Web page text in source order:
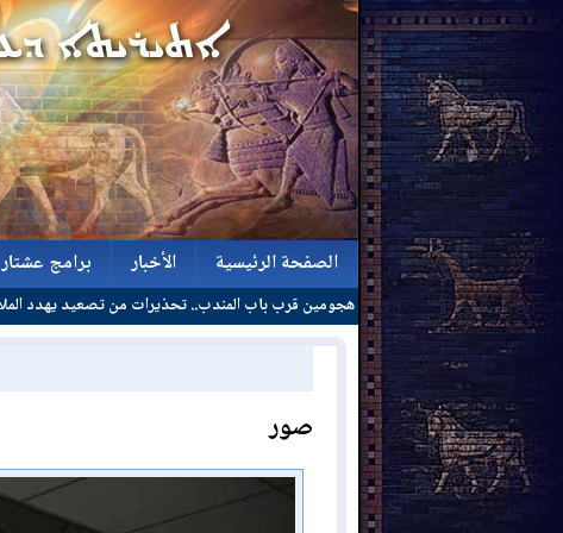
الصفحة الرئيسية
الصفحة الرئيسية
الأخبار
الأخبار
برامج عشتار
برامج عشتار
بعد هجومين قرب باب المندب.. تحذيرات من تصعيد يهدد الملاحة في البحر الأحمر
صور